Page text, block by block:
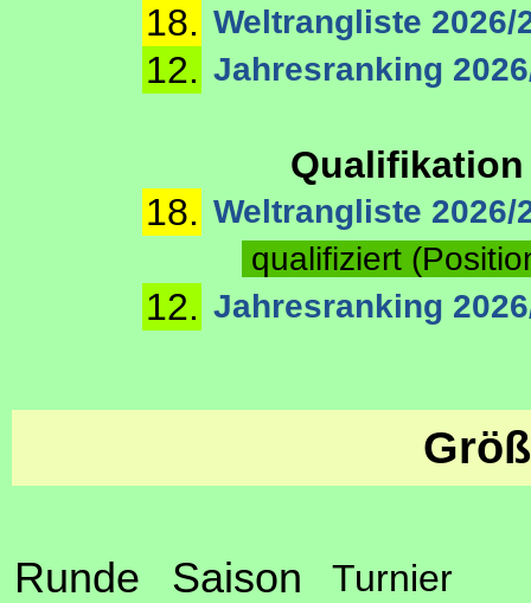
18. Weltrangliste 2026/
12. Jahresranking
Qualifikation
18. Weltrangliste 2026/
qualifiziert
12. Jahresranking
Runde Saison Turnier